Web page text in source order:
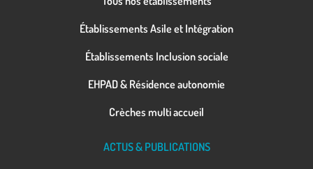
Établissements Asile et Intégration
Établissements Inclusion sociale
EHPAD & Résidence autonomie
Crèches multi accueil
ACTUS & PUBLICATIONS